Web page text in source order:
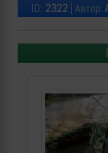
ID: 2322| Автор: